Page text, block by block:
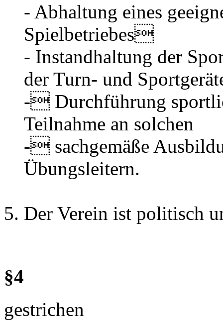
- Abhaltung eines
Spielbetriebes
- Instandhaltung der
der Turn- und
- Durchführung
Teilnahme an solchen
- sachgemäße
Übungsleitern.
Der Verein ist politisch
§4
gestrichen